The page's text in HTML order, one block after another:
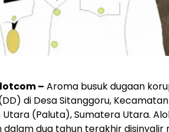
– Aroma busuk dugaan
di Desa Sitanggoru,
Utara (Paluta), Sumatera Utara.
dalam dua tahun terakhir